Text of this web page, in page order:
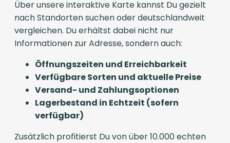
Über unsere interaktive Karte kannst Du gezielt
nach Standorten suchen oder deutschlandweit
vergleichen. Du erhältst dabei nicht nur
Informationen zur Adresse, sondern auch:
Öffnungszeiten und Erreichbarkeit
Verfügbare Sorten und aktuelle Preise
Versand- und Zahlungsoptionen
Lagerbestand in Echtzeit (sofern
verfügbar)
Zusätzlich profitierst Du von über 10.000 echten